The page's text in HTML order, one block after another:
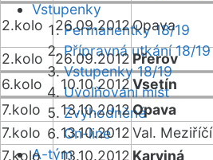
Vstupenky
Permanentky 18/19
Přípravná utkání 18/19
Vstupenky 18/19
Uvolňování míst
Zvýhodněné
On-line
A-tým
2.kolo 26.09.2012Opava
2.kolo
26.09.2012Přerov
6.kolo
10.10.2012Vsetín
7.kolo
13.10.2012Opava
7.kolo
13.10.2012Val. Meziříčí
7.kolo
13.10.2012 Karviná